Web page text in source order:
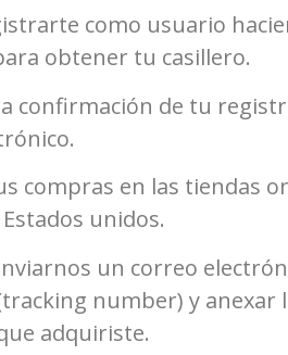
como usuario
obtener tu casillero.
confirmación de tu
compras en las tiendas
unidos.
un correo
number) y anexar
adquiriste.